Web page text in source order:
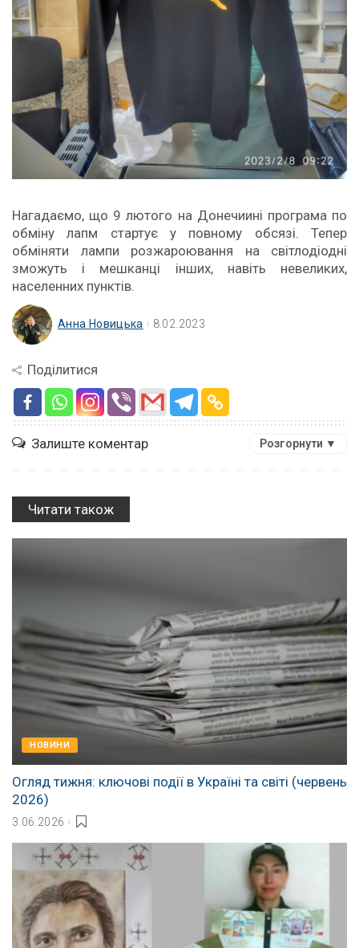
Нагадаємо, що 9 лютого на Донечиині програма по
обміну лапм стартує у повному обсязі. Тепер
обміняти лампи розжароювання на світлодіодні
зможуть і мешканці інших, навіть невеликих,
населенних пунктів.
Анна Новицька 8.02.2023
Поділитися
Залиште коментар Розгорнути ▼
Читати також
НОВИНИ
Огляд тижня: ключові події в Україні та світі (червень
2026)
3.06.2026